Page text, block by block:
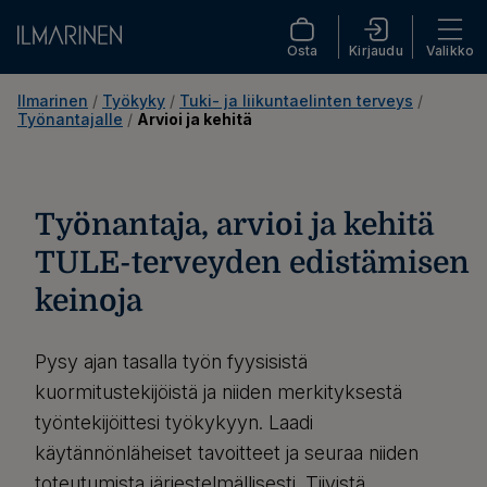
Osta Kirjaudu Valikko
Ilmarinen / Työkyky / Tuki- ja liikuntaelinten terveys /
Työnantajalle / Arvioi ja kehitä
Työnantaja, arvioi ja kehitä
TULE-terveyden edistämisen
keinoja
Pysy ajan tasalla työn fyysisistä
kuormitustekijöistä ja niiden merkityksestä
työntekijöittesi työkykyyn. Laadi
käytännönläheiset tavoitteet ja seuraa niiden